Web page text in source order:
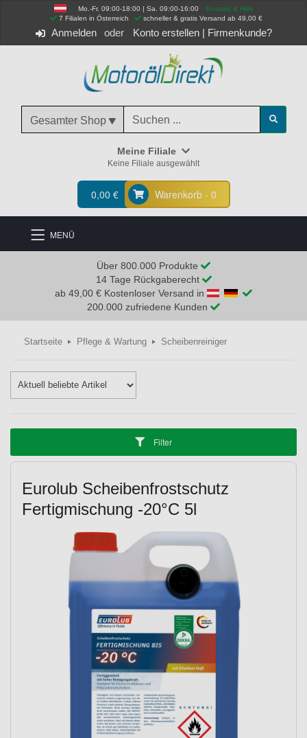
Mo.-Fr. 09:00-18:00 | Sa. 09:00-16:00
Kontakt & Hilfe
7 Filialen in Österreich
schneller & gratis Versand ab 49,00 €
Anmelden Konto erstellen| Firmenkunde?
Gesamter Shop
Meine Filiale
Keine Filiale ausgewählt
0,00 € Warenkorb - 0
MENÜ
Über 800.000 Produkte
14 Tage Rückgaberecht
ab 49,00 € Kostenloser Versand in
200.000 zufriedene Kunden
Startseite Pflege & Wartung Scheibenreiniger
Filter
Eurolub Scheibenfrostschutz
Fertigmischung -20°C 5l